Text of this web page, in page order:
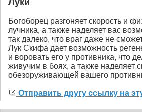
Луки
Богоборец разгоняет скорость и
лучника, а также наделяет вас
так далеко, что враг даже не
Лук Скифа дает возможность
и воровать его у противника, что
живучим в боях, а также наделяет
обезоруживающей вашего
Отправить другу ссылку на